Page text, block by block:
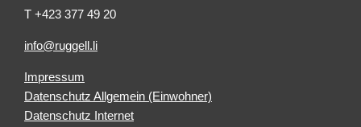
T +423 377 49 20
info@ruggell.li
Impressum
Datenschutz Allgemein (Einwohner)
Datenschutz Internet